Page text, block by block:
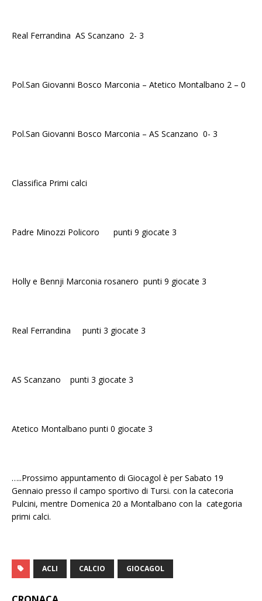
Real Ferrandina AS Scanzano 2- 3
Pol.San Giovanni Bosco Marconia – Atetico Montalbano 2 – 0
Pol.San Giovanni Bosco Marconia – AS Scanzano 0- 3
Classifica Primi calci
Padre Minozzi Policoro punti 9 giocate 3
Holly e Bennji Marconia rosanero punti 9 giocate 3
Real Ferrandina punti 3 giocate 3
AS Scanzano punti 3 giocate 3
Atetico Montalbano punti 0 giocate 3
…..Prossimo appuntamento di Giocagol è per Sabato 19
Gennaio presso il campo sportivo di Tursi. con la catecoria
Pulcini, mentre Domenica 20 a Montalbano con la categoria
primi calci.
ACLI CALCIO GIOCAGOL